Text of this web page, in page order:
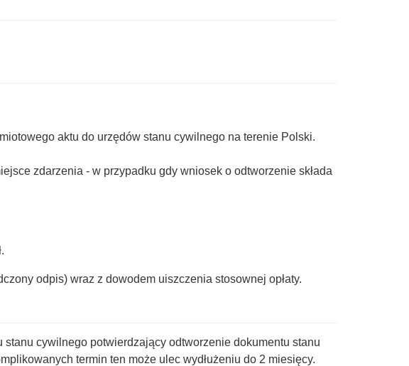
aktu do urzędów stanu cywilnego na terenie Polski.
zdarzenia - w przypadku gdy wniosek o odtworzenie składa
odpis) wraz z dowodem uiszczenia stosownej opłaty.
cywilnego potwierdzający odtworzenie dokumentu stanu
termin ten może ulec wydłużeniu do 2 miesięcy.